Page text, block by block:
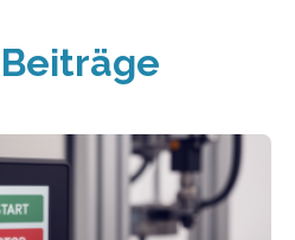
Beiträge